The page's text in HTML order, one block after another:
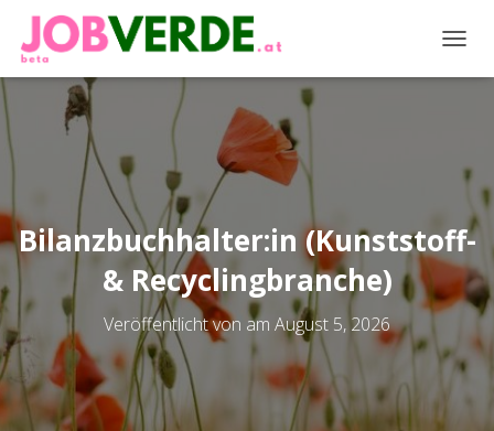
Bilanzbuchhalter:in (Kunststoff-
& Recyclingbranche)
Veröffentlicht von am August 5, 2026